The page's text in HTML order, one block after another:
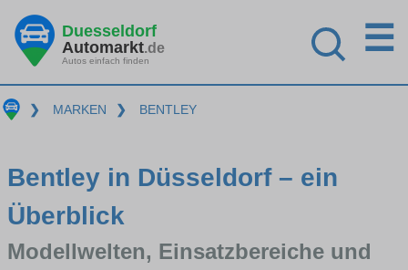
Duesseldorf
Automarkt.de
Autos einfach finden
☰
❯ MARKEN ❯ BENTLEY
Bentley in Düsseldorf – ein
Überblick
Modellwelten, Einsatzbereiche und